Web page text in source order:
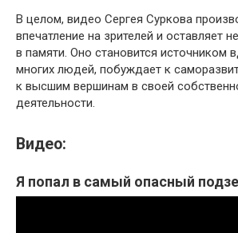
В целом, видео Сергея Суркова
впечатление на зрителей и оставляет
в памяти. Оно становится источником
многих людей, побуждает к
к высшим вершинам в своей
деятельности.
Видео:
Я попал в самый опасный